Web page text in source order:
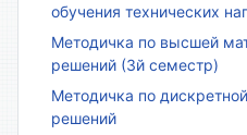
обучения технических
Методичка по высшей
решений (3й семестр)
Методичка по
решений